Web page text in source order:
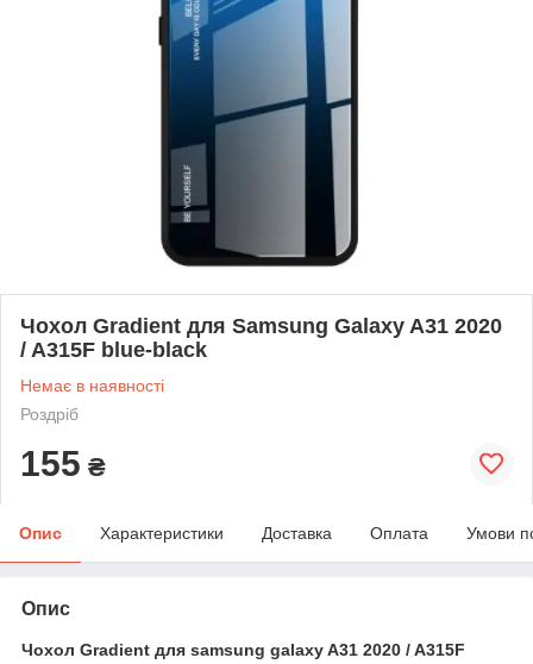
Чохол Gradient для Samsung Galaxy A31 2020
/ A315F blue-black
Немає в наявності
Роздріб
155 ₴
Опис Характеристики Доставка Оплата Умови
Опис
Чохол Gradient для samsung galaxy A31 2020 / A315F